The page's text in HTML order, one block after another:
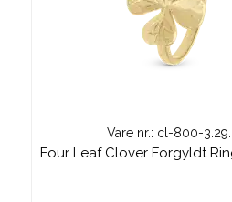
Vare nr.: cl-800-
Four Leaf Clover Forgyldt